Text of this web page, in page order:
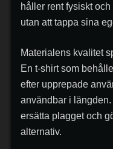
håller rent fysiskt
utan att tappa sina
Materialens kvalitet
En t-shirt som
efter upprepade
användbar i
ersätta plagget och
alternativ.